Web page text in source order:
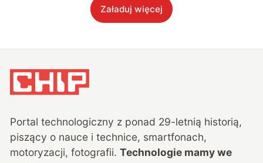
Załaduj więcej
Portal technologiczny z ponad 29-letnią historią,
piszący o nauce i technice, smartfonach,
motoryzacji, fotografii. Technologie mamy we